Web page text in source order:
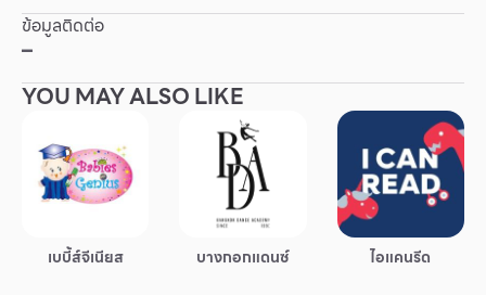
สมาชิก F-MEMBER
ข้อเสนอพิเศษ
ข้อมูลติดต่อ
–
YOU MAY ALSO LIKE
เบบี้ส์จีเนียส บางกอกแดนซ์ ไอแคนรีด